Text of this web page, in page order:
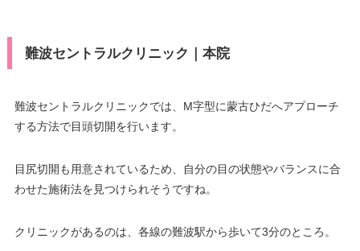
難波セントラルクリニック｜本院
難波セントラルクリニックでは、M字型に蒙古ひだへアプローチ
する方法で目頭切開を行います。
目尻切開も用意されているため、自分の目の状態やバランスに合
わせた施術法を見つけられそうですね。
クリニックがあるのは、各線の難波駅から歩いて3分のところ。